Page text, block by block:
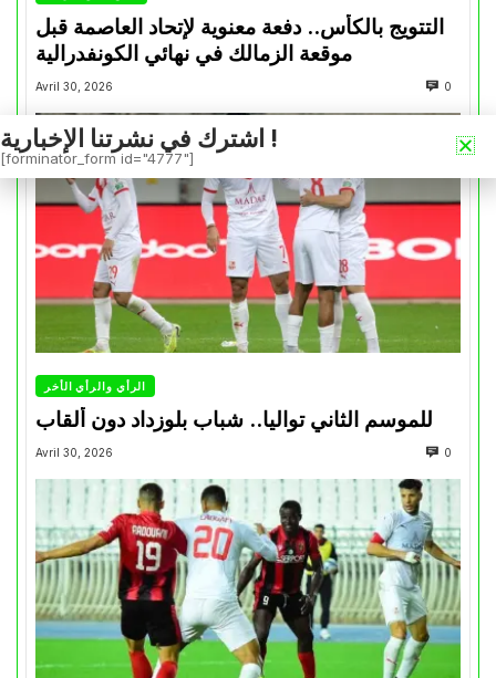
التتويج بالكأس.. دفعة معنوية لإتحاد العاصمة قبل
موقعة الزمالك في نهائي الكونفدرالية
Avril 30, 2026 0
الرأي والرأي الأخر
للموسم الثاني تواليا.. شباب بلوزداد دون ألقاب
Avril 30, 2026 0
اشترك في نشرتنا الإخبارية !
[forminator_form id="4777"]